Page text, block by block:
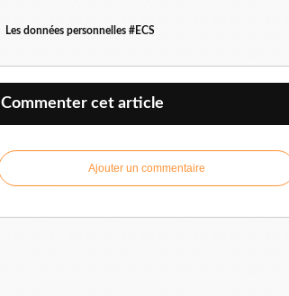
Les données personnelles #ECS
Commenter cet article
Ajouter un commentaire